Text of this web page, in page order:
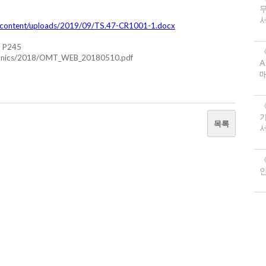
uploads/2019/09/TS.47-CR1001-1.docx
P245
2018/OMT_WEB_20180510.pdf
목록